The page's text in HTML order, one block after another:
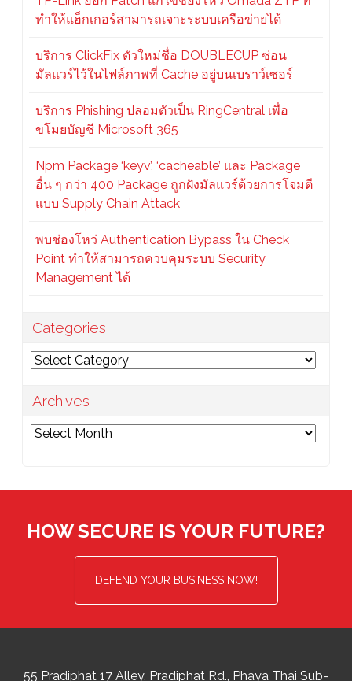
ทำให้แฮ็กเกอร์สามารถเจาะระบบเครือข่ายได้
บริการ ClickFix ตัวใหม่ชื่อ DOUBLECUP ซ่อน
มัลแวร์ไว้ในไฟล์ภาพที่ Cache อยู่บนเบราว์เซอร์
บริการ Phishing ปลอมตัวเป็น RingCentral เพื่อ
ขโมยบัญชี Microsoft 365
Npm Package ‘keyv’, ‘cacheable’ และ Package
อื่น ๆ กว่า 400 Package ถูกฝังมัลแวร์ด้วยการโจมตี
แบบ Supply Chain Attack
พบช่องโหว่ Authentication Bypass ใน Check
Point ทำให้สามารถควบคุมระบบ Security
Management ได้
Categories
Categories
Archives
Archives
HOW SECURE IS YOUR FUTURE?
DEFEND YOUR BUSINESS NOW!
55 Pradiphat 17 Alley, Pradiphat Rd., Phaya Thai Sub-